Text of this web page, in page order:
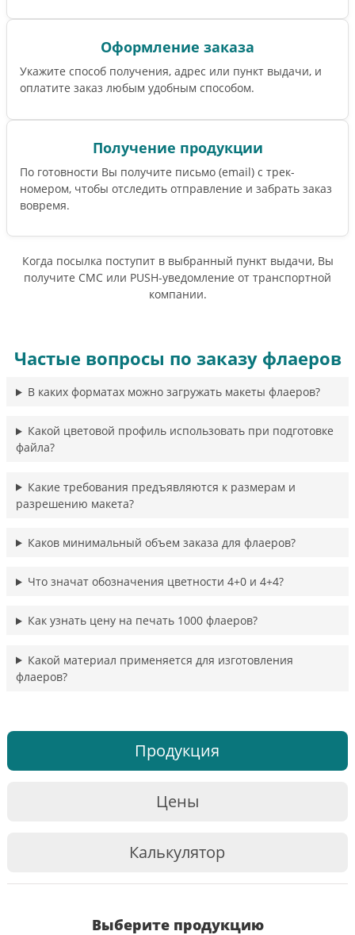
Оформление заказа
Укажите способ получения, адрес или пункт выдачи, и
оплатите заказ любым удобным способом.
Получение продукции
По готовности Вы получите письмо (email) c трек-
номером, чтобы отследить отправление и забрать заказ
вовремя.
Когда посылка поступит в выбранный пункт выдачи, Вы
получите СМС или PUSH-уведомление от транспортной
компании.
Частые вопросы по заказу флаеров
В каких форматах можно загружать макеты флаеров?
Какой цветовой профиль использовать при подготовке
файла?
Какие требования предъявляются к размерам и
разрешению макета?
Каков минимальный объем заказа для флаеров?
Что значат обозначения цветности 4+0 и 4+4?
Как узнать цену на печать 1000 флаеров?
Какой материал применяется для изготовления
флаеров?
Продукция
Цены
Калькулятор
Выберите продукцию